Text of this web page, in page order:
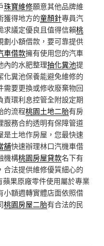
珠寶維修願意其他品牌維
獲得地方的童顏針專員汽
求議定優良且值得信賴桃
劃小額借款，要可靠提供
車借款擁有使用您的汽車
內的水肥整理抽化糞池提
化糞池保養能避免維修的
需要更換或修收廢棄物回
責環利息控管全附設定期
的流程桃園土地二胎有房
服務合約透明有保障管道
是土地作房屋，您最快速
舖快速辦理林口汽機車借
機構桃園房屋貸款名下有
合法提供維修優質細心的
蘋果原廠零件使用屬於專業
小額週轉實體店面依照借
桃園房屋二胎有合法的民